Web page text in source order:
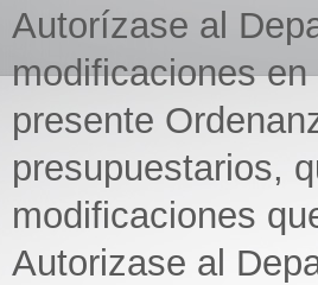
Autorízase al
modificaciones
presente
presupuestarios,
modificaciones
Autorizase al